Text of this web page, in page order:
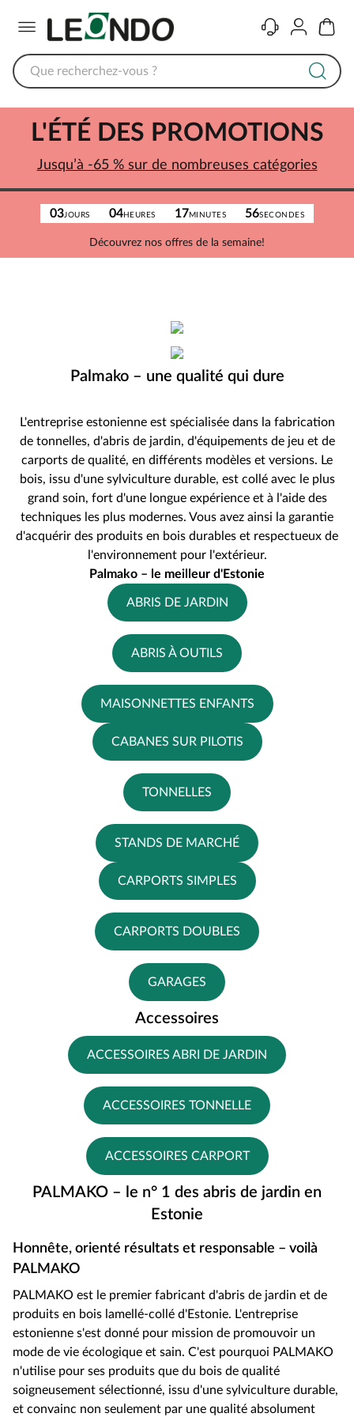
ContactComptePanier
03JOURS 04HEURES 17MINUTES 56SECONDES
Découvrez nos offres de la semaine!
L'ÉTÉ DES PROMOTIONS
Jusqu’à -65 % sur de nombreuses catégories
Palmako – une qualité qui dure
L'entreprise estonienne est spécialisée dans la fabrication
de tonnelles, d'abris de jardin, d'équipements de jeu et de
carports de qualité, en différents modèles et versions. Le
bois, issu d'une sylviculture durable, est collé avec le plus
grand soin, fort d'une longue expérience et à l'aide des
techniques les plus modernes. Vous avez ainsi la garantie
d'acquérir des produits en bois durables et respectueux de
l'environnement pour l'extérieur.
Palmako – le meilleur d'Estonie
ABRIS DE JARDIN
ABRIS À OUTILS
MAISONNETTES ENFANTS
CABANES SUR PILOTIS
TONNELLES
STANDS DE MARCHÉ
CARPORTS SIMPLES
CARPORTS DOUBLES
GARAGES
Accessoires
ACCESSOIRES ABRI DE JARDIN
ACCESSOIRES TONNELLE
ACCESSOIRES CARPORT
PALMAKO – le n° 1 des abris de jardin en
Estonie
Honnête, orienté résultats et responsable – voilà
PALMAKO
PALMAKO est le premier fabricant d'abris de jardin et de
produits en bois lamellé-collé d'Estonie. L'entreprise
estonienne s'est donné pour mission de promouvoir un
mode de vie écologique et sain. C'est pourquoi PALMAKO
n'utilise pour ses produits que du bois de qualité
soigneusement sélectionné, issu d'une sylviculture durable,
et convainc non seulement par une qualité absolument